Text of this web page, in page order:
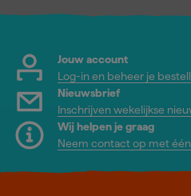
Jouw account
Log-in en beheer je
Nieuwsbrief
Inschrijven wekelijkse
Wij helpen je graag
Neem contact op met